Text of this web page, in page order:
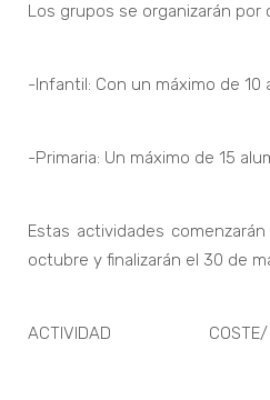
Los grupos se organizarán por
-Infantil: Con un máximo de 10
-Primaria: Un máximo de 15
Estas actividades
octubre y finalizarán el 30 de
ACTIVIDAD COSTE/